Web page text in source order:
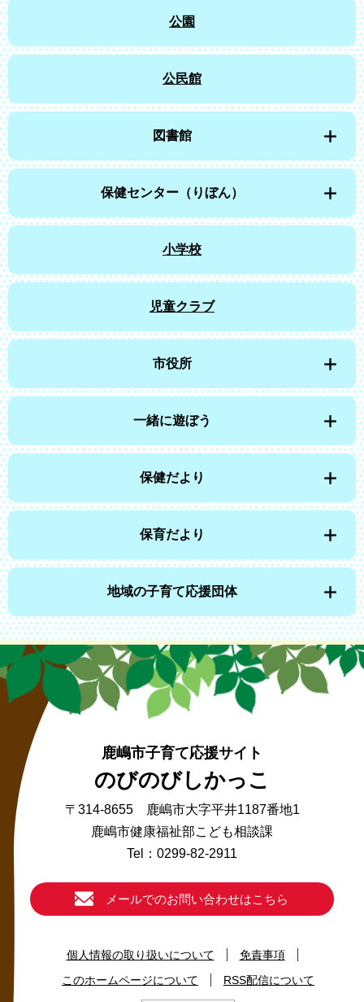
公園
公民館
図書館
保健センター（りぼん）
小学校
児童クラブ
市役所
一緒に遊ぼう
保健だより
保育だより
地域の子育て応援団体
鹿嶋市子育て応援サイト
のびのびしかっこ
〒314-8655 鹿嶋市大字平井1187番地1
鹿嶋市健康福祉部こども相談課
Tel：0299-82-2911
メールでのお問い合わせはこちら
個人情報の取り扱いについて
免責事項
このホームページについて
RSS配信について